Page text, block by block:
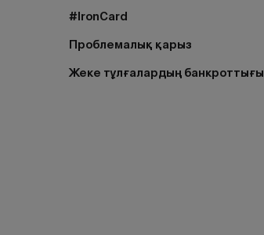
#IronCard
Проблемалық қарыз
Жеке тұлғалардың банкроттығы